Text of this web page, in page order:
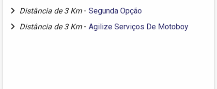
Distância de 3 Km - Segunda Opção
Distância de 3 Km - Agilize Serviços De Motoboy